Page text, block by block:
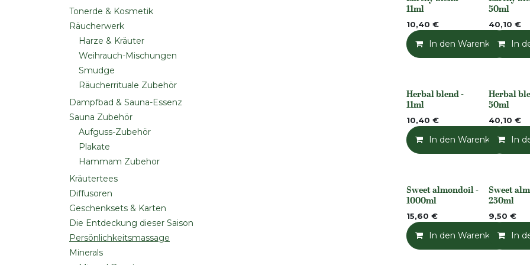
Tonerde & Kosmetik
Räucherwerk
Harze & Kräuter
Weihrauch-Mischungen
Smudge
Räucherrituale Zubehör
Dampfbad & Sauna-Essenz
Sauna Zubehör
Aufguss-Zubehör
Plakate
Hammam Zubehor
Kräutertees
Diffusoren
Geschenksets & Karten
Die Entdeckung dieser Saison
Persönlichkeitsmassage
Minerals
11ml
10,40 €
In den Warenkorb
50ml
40,10 €
In
None
Herbal blend -
11ml
10,40 €
In den Warenkorb
None
Herbal
50ml
40,10 €
In
None
Sweet almondoil -
1000ml
15,60 €
In den Warenkorb
None
Sweet
250ml
9,50 €
In